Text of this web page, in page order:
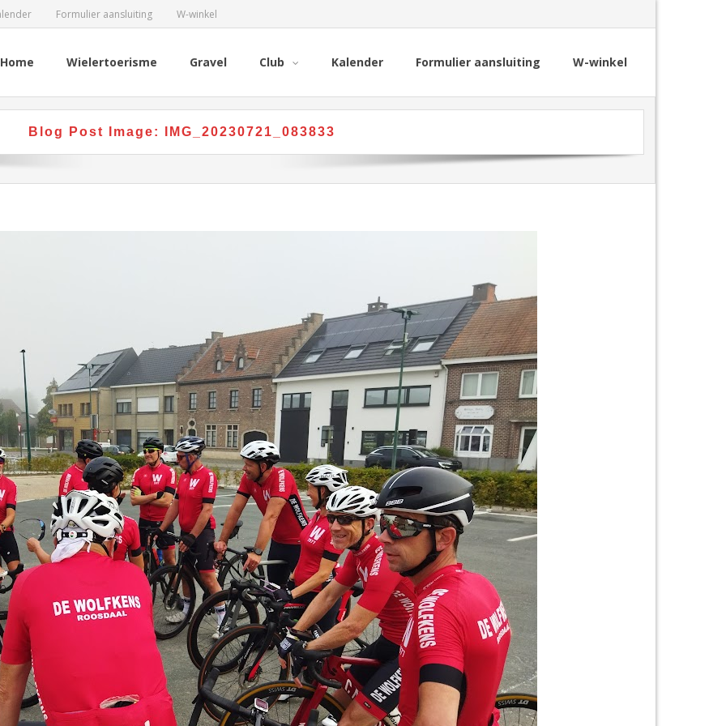
Formulier aansluiting W-winkel
Home Wielertoerisme Gravel Club Kalender Formulier aansluiting W-winkel
Blog Post Image: IMG_20230721_083833